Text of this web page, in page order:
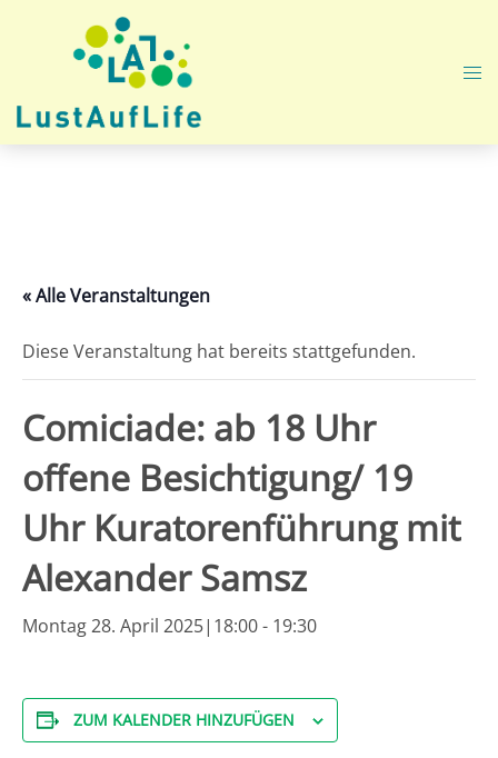
« Alle Veranstaltungen
Diese Veranstaltung hat bereits stattgefunden.
Comiciade: ab 18 Uhr
offene Besichtigung/ 19
Uhr Kuratorenführung mit
Alexander Samsz
Montag 28. April 2025|18:00- 19:30
ZUM KALENDER HINZUFÜGEN